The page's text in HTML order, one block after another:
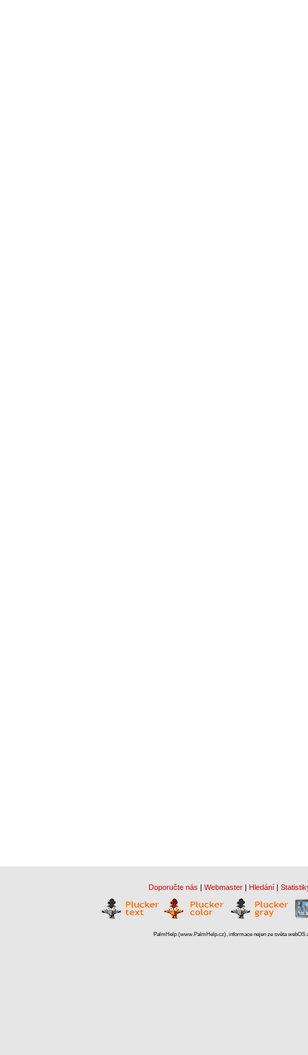
Doporučte nás | Webmaster | Hledání |
PalmHelp (www.PalmHelp.cz), informace nejen ze světa